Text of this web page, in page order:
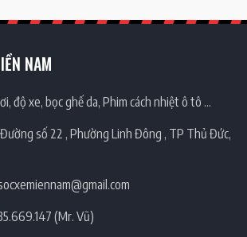
NAM
độ xe, bọc ghế da, Phim cách nhiệt ô tô …
Đường số 22 , Phường Linh Đông , TP Thủ Đức,
(Mr. Vũ)